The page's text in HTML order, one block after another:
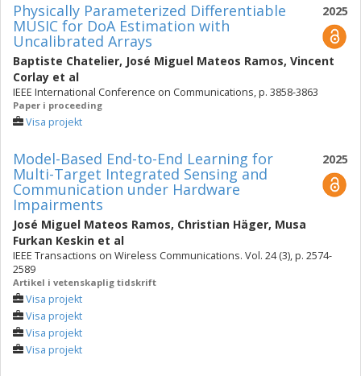
2025
Physically Parameterized Differentiable
MUSIC for DoA Estimation with
Uncalibrated Arrays
Baptiste Chatelier, José Miguel Mateos Ramos, Vincent
Corlay et al
IEEE International Conference on Communications, p. 3858-3863
Paper i proceeding
Visa projekt
2025
Model-Based End-to-End Learning for
Multi-Target Integrated Sensing and
Communication under Hardware
Impairments
José Miguel Mateos Ramos, Christian Häger, Musa
Furkan Keskin et al
IEEE Transactions on Wireless Communications. Vol. 24 (3), p. 2574-
2589
Artikel i vetenskaplig tidskrift
Visa projekt
Visa projekt
Visa projekt
Visa projekt